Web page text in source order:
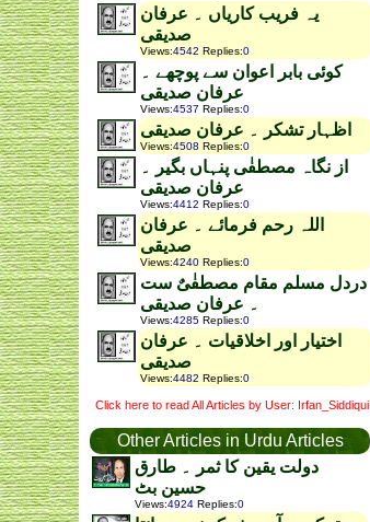
یہ فریب کاریاں ۔ عرفان
صدیقی
Views:4542 Replies:0
کوئی بابر اعوان سے پوچھے ۔
عرفان صدیقی
Views:4537 Replies:0
اظہار تشکر ۔ عرفان صدیقی
Views:4508 Replies:0
از نگاہ مصطفٰی پنہاں بگیر ۔
عرفان صدیقی
Views:4412 Replies:0
اللہ رحم فرمائے ۔ عرفان
صدیقی
Views:4240 Replies:0
دردل مسلم مقام مصطفٰیٌ ست
۔ عرفان صدیقی
Views:4285 Replies:0
اختیار اور اخلاقیات ۔ عرفان
صدیقی
Views:4482 Replies:0
Click here to read All Articles by User: Irfan_Siddiqui
Other Articles in Urdu Articles
دولت یقین کا ثمر ۔ طارق
حسین بٹ
Views:4924 Replies:0